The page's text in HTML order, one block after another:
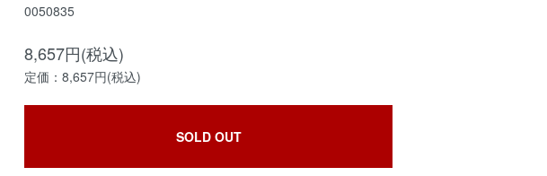
0050835
8,657円(税込)
定価：8,657円(税込)
SOLD OUT